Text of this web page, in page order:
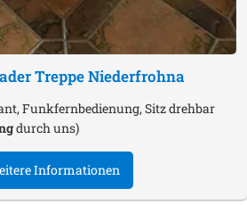
TreppeNiederfrohna
Funkfernbedienung, Sitz drehbar
durch uns)
Informationen